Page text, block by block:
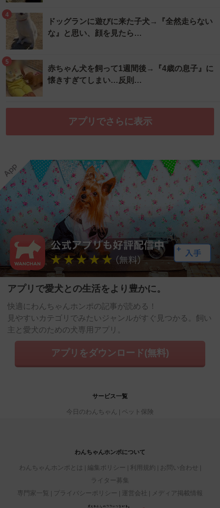
4
ドッグランに遊びに来た子犬→『全然走らない
な』と思い、顔を見たら…
5
赤ちゃん犬を飼って1週間後→『4歳の息子』に
懐きすぎてしまい…反則…
アプリでさらに表示
アプリで愛犬との生活をより豊かに。
快適にわんちゃんホンポの記事が読める！
見やすいカテゴリでみたいジャンルがすぐ見つかる。飼い
主と愛犬のための犬専用アプリ。
アプリをダウンロード(無料)
サービス一覧
今日のわんちゃん ペット保険
わんちゃんホンポについて
わんちゃんホンポとは 編集ポリシー 利用規約
お問い合わせ
ライター募集
専門家一覧
プライバシーポリシー 運営会社 メディア掲載情報